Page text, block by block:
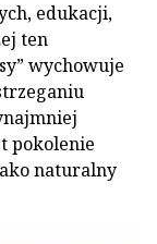
edukacji,
ten
wychowuje
pokolenie
naturalny